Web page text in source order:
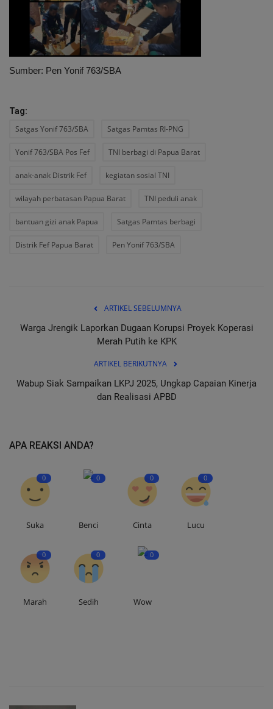
Sumber: Pen Yonif 763/SBA
Tag:
Satgas Yonif 763/SBA Satgas Pamtas RI-PNG
Yonif 763/SBA Pos Fef TNI berbagi di Papua Barat
anak-anak Distrik Fef kegiatan sosial TNI
wilayah perbatasan Papua Barat TNI peduli anak
bantuan gizi anak Papua Satgas Pamtas berbagi
Distrik Fef Papua Barat Pen Yonif 763/SBA
ARTIKEL SEBELUMNYA
Warga Jrengik Laporkan Dugaan Korupsi Proyek Koperasi
Merah Putih ke KPK
ARTIKEL BERIKUTNYA
Wabup Siak Sampaikan LKPJ 2025, Ungkap Capaian Kinerja
dan Realisasi APBD
APA REAKSI ANDA?
0
Suka
0
Benci
0
Cinta
0
Lucu
0
Marah
0
Sedih
0
Wow